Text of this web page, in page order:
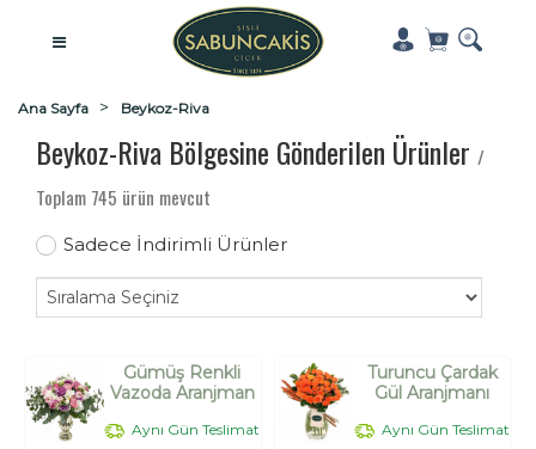
Ana Sayfa Beykoz-Riva
Beykoz-Riva Bölgesine Gönderilen Ürünler /
Toplam 745 ürün mevcut
Sadece İndirimli Ürünler
Gümüş Renkli
Vazoda Aranjman
Aynı Gün Teslimat
Turuncu Çardak
Gül Aranjmanı
Aynı Gün Teslimat